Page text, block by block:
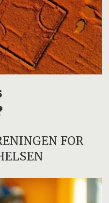
FOR